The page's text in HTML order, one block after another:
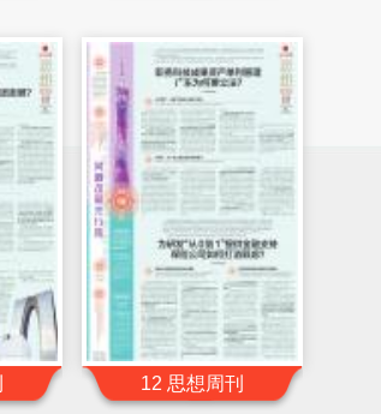
12 思想周刊